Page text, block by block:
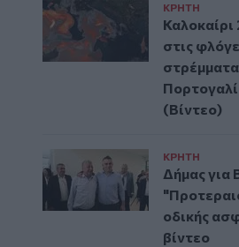
ΚΡΗΤΗ
στις
(Βίντεο)
ΚΡΗΤΗ
Δήμας για
οδικής
βίντεο